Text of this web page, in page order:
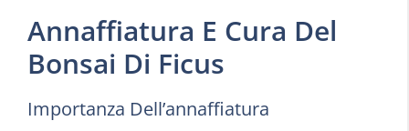
Annaffiatura E Cura Del
Bonsai Di Ficus
Importanza Dell’annaffiatura